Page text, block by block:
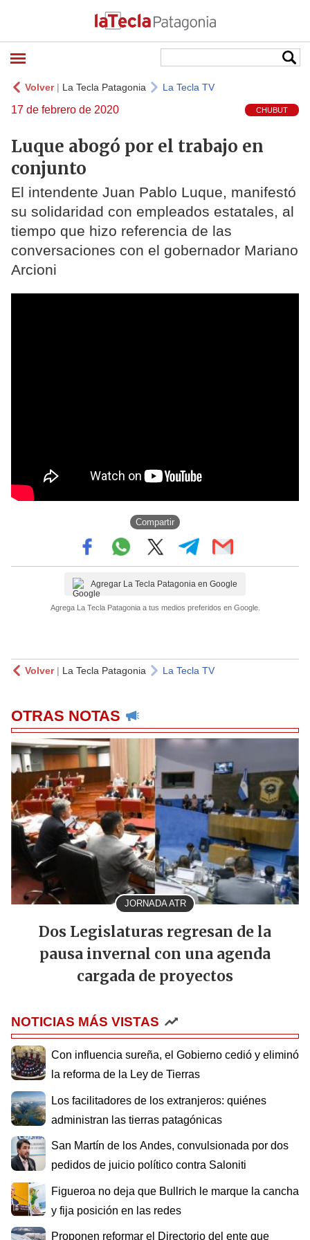
Volver| La Tecla Patagonia La Tecla TV
17 de febrero de 2020 CHUBUT
Luque abogó por el trabajo en
conjunto
El intendente Juan Pablo Luque, manifestó
su solidaridad con empleados estatales, al
tiempo que hizo referencia de las
conversaciones con el gobernador Mariano
Arcioni
Compartir
Agregar La Tecla Patagonia en Google
Agrega La Tecla Patagonia a tus medios preferidos en Google.
Volver| La Tecla Patagonia La Tecla TV
OTRAS NOTAS
JORNADA ATR
Dos Legislaturas regresan de la
pausa invernal con una agenda
cargada de proyectos
NOTICIAS MÁS VISTAS
Con influencia sureña, el Gobierno cedió y eliminó
la reforma de la Ley de Tierras
Los facilitadores de los extranjeros: quiénes
administran las tierras patagónicas
San Martín de los Andes, convulsionada por dos
pedidos de juicio político contra Saloniti
Figueroa no deja que Bullrich le marque la cancha
y fija posición en las redes
Proponen reformar el Directorio del ente que